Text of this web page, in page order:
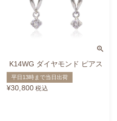
K14WG ダイヤモンド ピアス
平日13時まで当日出荷
¥30,800 税込